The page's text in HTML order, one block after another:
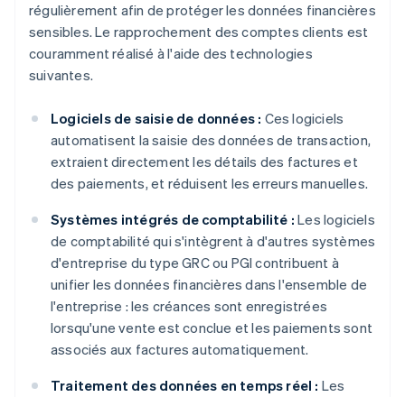
régulièrement afin de protéger les données financières
sensibles. Le rapprochement des comptes clients est
couramment réalisé à l'aide des technologies
suivantes.
Logiciels de saisie de données : Ces logiciels
automatisent la saisie des données de transaction,
extraient directement les détails des factures et
des paiements, et réduisent les erreurs manuelles.
Systèmes intégrés de comptabilité : Les logiciels
de comptabilité qui s'intègrent à d'autres systèmes
d'entreprise du type GRC ou PGI contribuent à
unifier les données financières dans l'ensemble de
l'entreprise : les créances sont enregistrées
lorsqu'une vente est conclue et les paiements sont
associés aux factures automatiquement.
Traitement des données en temps réel : Les